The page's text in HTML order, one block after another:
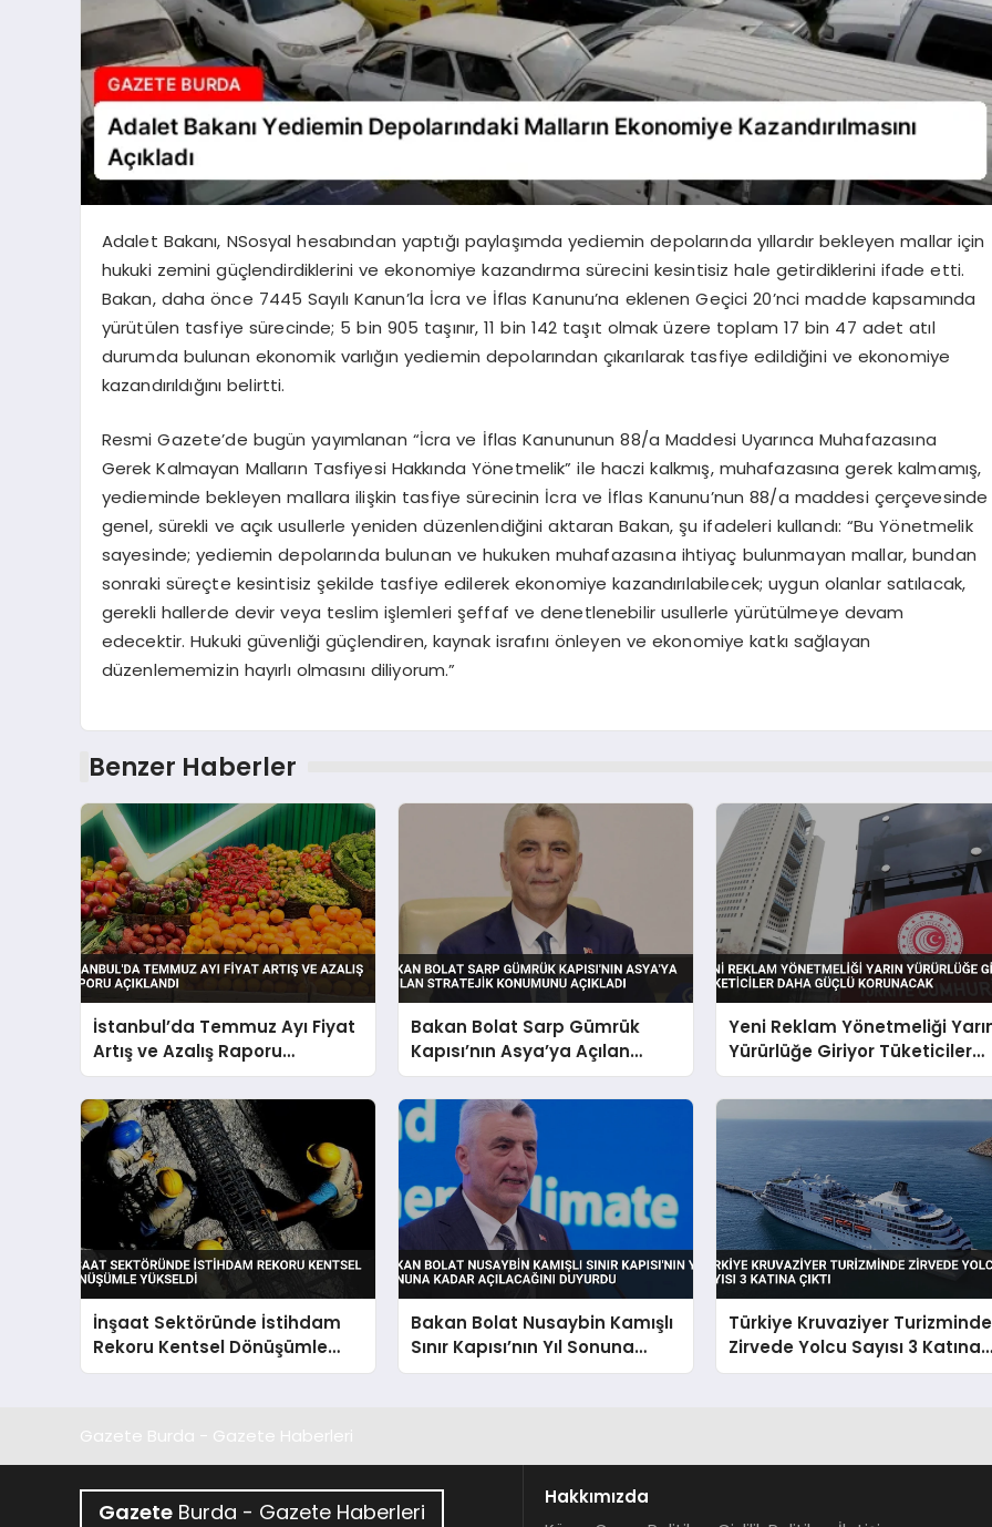
Adalet Bakanı, NSosyal hesabından yaptığı paylaşımda yediemin depolarında yıllardır bekleyen mallar için
hukuki zemini güçlendirdiklerini ve ekonomiye kazandırma sürecini kesintisiz hale getirdiklerini ifade etti.
Bakan, daha önce 7445 Sayılı Kanun’la İcra ve İflas Kanunu’na eklenen Geçici 20’nci madde kapsamında
yürütülen tasfiye sürecinde; 5 bin 905 taşınır, 11 bin 142 taşıt olmak üzere toplam 17 bin 47 adet atıl
durumda bulunan ekonomik varlığın yediemin depolarından çıkarılarak tasfiye edildiğini ve ekonomiye
kazandırıldığını belirtti.
Resmi Gazete’de bugün yayımlanan “İcra ve İflas Kanununun 88/a Maddesi Uyarınca Muhafazasına
Gerek Kalmayan Malların Tasfiyesi Hakkında Yönetmelik” ile haczi kalkmış, muhafazasına gerek kalmamış,
yedieminde bekleyen mallara ilişkin tasfiye sürecinin İcra ve İflas Kanunu’nun 88/a maddesi çerçevesinde
genel, sürekli ve açık usullerle yeniden düzenlendiğini aktaran Bakan, şu ifadeleri kullandı: “Bu Yönetmelik
sayesinde; yediemin depolarında bulunan ve hukuken muhafazasına ihtiyaç bulunmayan mallar, bundan
sonraki süreçte kesintisiz şekilde tasfiye edilerek ekonomiye kazandırılabilecek; uygun olanlar satılacak,
gerekli hallerde devir veya teslim işlemleri şeffaf ve denetlenebilir usullerle yürütülmeye devam
edecektir. Hukuki güvenliği güçlendiren, kaynak israfını önleyen ve ekonomiye katkı sağlayan
düzenlememizin hayırlı olmasını diliyorum.”
Benzer Haberler
İstanbul’da Temmuz Ayı Fiyat
Artış ve Azalış Raporu
Açıklandı
Bakan Bolat Sarp Gümrük
Kapısı’nın Asya’ya Açılan
Stratejik Konumunu Açıkladı
Yeni Reklam Yönetmeliği
Yürürlüğe Giriyor Tüketiciler
Daha Güçlü Korunacak
İnşaat Sektöründe İstihdam
Rekoru Kentsel Dönüşümle
Yükseldi
Bakan Bolat Nusaybin Kamışlı
Sınır Kapısı’nın Yıl Sonuna
Kadar Açılacağını Duyurdu
Türkiye Kruvaziyer Turizminde
Zirvede Yolcu Sayısı 3 Katına
Çıktı
Gazete Burda - Gazete Haberleri
Gazete Burda - Gazete Haberleri
Hakkımızda